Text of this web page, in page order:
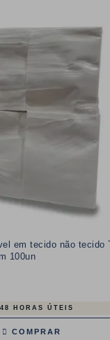
em tecido não tecido
100un
48 HORAS ÚTEIS
COMPRAR